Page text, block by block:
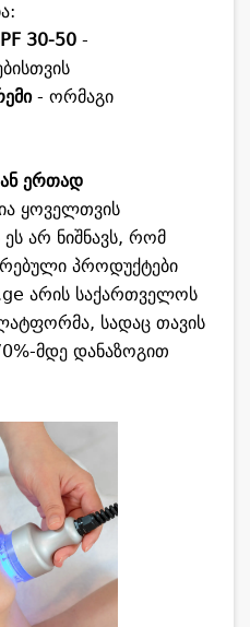
30-50 -
- ორმაგი
ერთად
ყოველთვის
არ ნიშნავს, რომ
პროდუქტები
არის საქართველოს
სადაც თავის
მდე დანაზოგით